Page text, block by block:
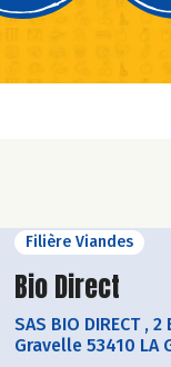
Filière Viandes
Découvrir le
Bio Direct
SAS BIO DIRECT , 2
Gravelle 53410 LA